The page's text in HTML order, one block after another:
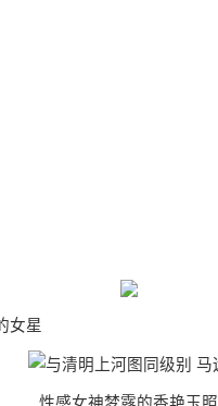
女星
性感女神梦露的香艳玉照